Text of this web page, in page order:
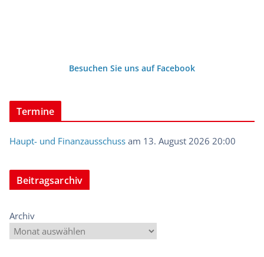
Besuchen Sie uns auf Facebook
Termine
Haupt- und Finanzausschuss am 13. August 2026 20:00
Beitragsarchiv
Archiv